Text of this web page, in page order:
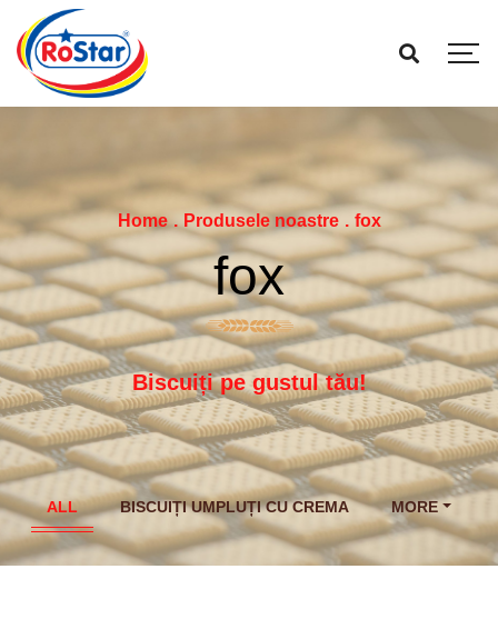
Home . Produsele noastre . fox
fox
Biscuiți pe gustul tău!
ALL BISCUIȚI UMPLUȚI CU CREMA MORE